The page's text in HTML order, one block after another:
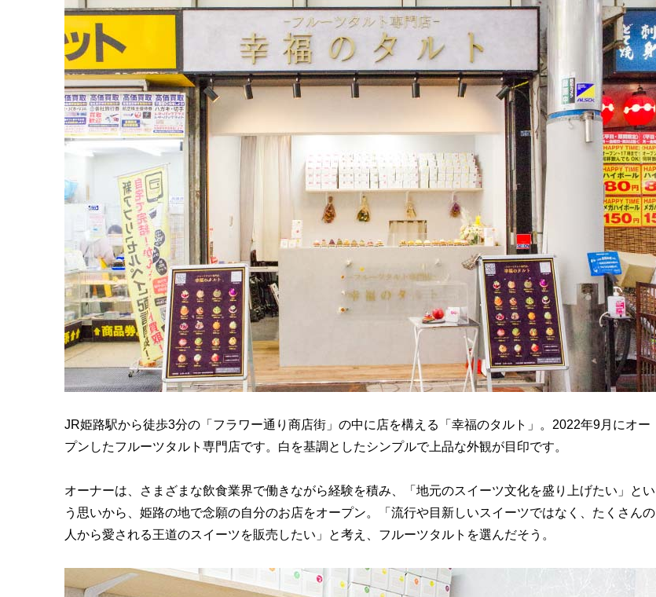
JR姫路駅から徒歩3分の「フラワー通り商店街」の中に店を構える「幸福のタルト」。2022年9月にオー
プンしたフルーツタルト専門店です。白を基調としたシンプルで上品な外観が目印です。
オーナーは、さまざまな飲食業界で働きながら経験を積み、「地元のスイーツ文化を盛り上げたい」とい
う思いから、姫路の地で念願の自分のお店をオープン。「流行や目新しいスイーツではなく、たくさんの
人から愛される王道のスイーツを販売したい」と考え、フルーツタルトを選んだそう。